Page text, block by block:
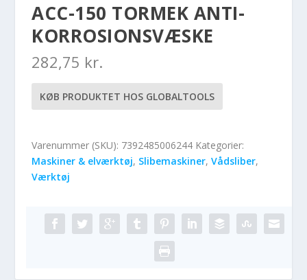
ACC-150 TORMEK ANTI-
KORROSIONSVÆSKE
282,75 kr.
KØB PRODUKTET HOS GLOBALTOOLS
Varenummer (SKU): 7392485006244 Kategorier:
Maskiner & elværktøj, Slibemaskiner,Vådsliber,
Værktøj